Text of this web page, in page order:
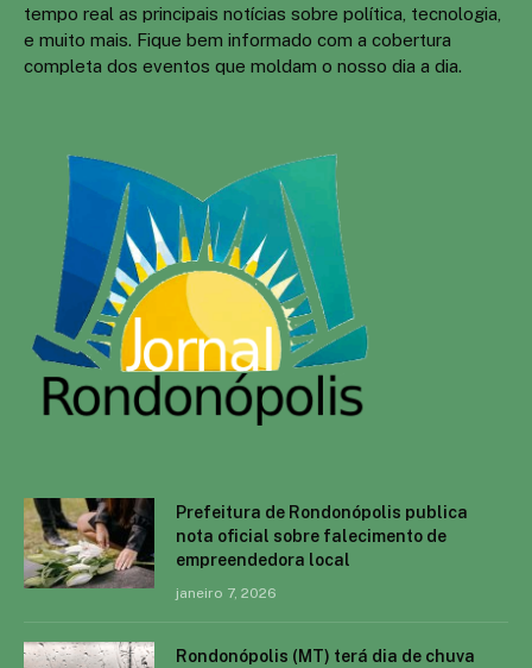
tempo real as principais notícias sobre política, tecnologia,
e muito mais. Fique bem informado com a cobertura
completa dos eventos que moldam o nosso dia a dia.
Prefeitura de Rondonópolis publica
nota oficial sobre falecimento de
empreendedora local
janeiro 7, 2026
Rondonópolis (MT) terá dia de chuva